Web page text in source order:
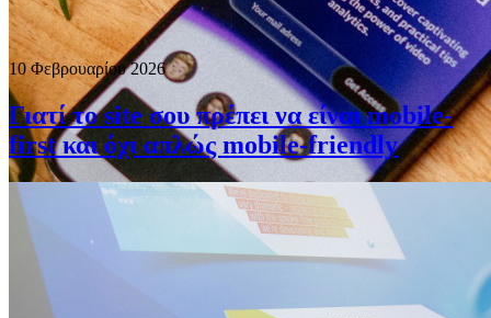
10 Φεβρουαρίου 2026
Γιατί το site σου πρέπει να είναι mobile-
first και όχι απλώς mobile-friendly